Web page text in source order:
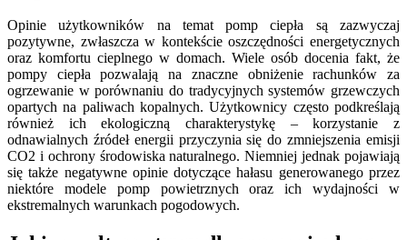
Opinie użytkowników na temat pomp ciepła są zazwyczaj
pozytywne, zwłaszcza w kontekście oszczędności energetycznych
oraz komfortu cieplnego w domach. Wiele osób docenia fakt, że
pompy ciepła pozwalają na znaczne obniżenie rachunków za
ogrzewanie w porównaniu do tradycyjnych systemów grzewczych
opartych na paliwach kopalnych. Użytkownicy często podkreślają
również ich ekologiczną charakterystykę – korzystanie z
odnawialnych źródeł energii przyczynia się do zmniejszenia emisji
CO2 i ochrony środowiska naturalnego. Niemniej jednak pojawiają
się także negatywne opinie dotyczące hałasu generowanego przez
niektóre modele pomp powietrznych oraz ich wydajności w
ekstremalnych warunkach pogodowych.